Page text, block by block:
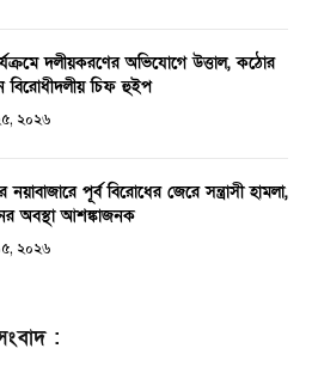
দলীয়করণের অভিযোগে উত্তাল, কঠোর
বিরোধীদলীয় চিফ হুইপ
২০২৬
নয়াবাজারে পূর্ব বিরোধের জেরে সন্ত্রাসী হামলা,
অবস্থা আশঙ্কাজনক
২০২৬
: